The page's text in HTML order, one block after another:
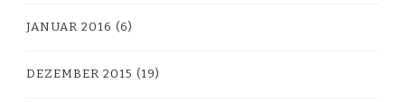
JANUAR 2016 (6)
DEZEMBER 2015 (19)